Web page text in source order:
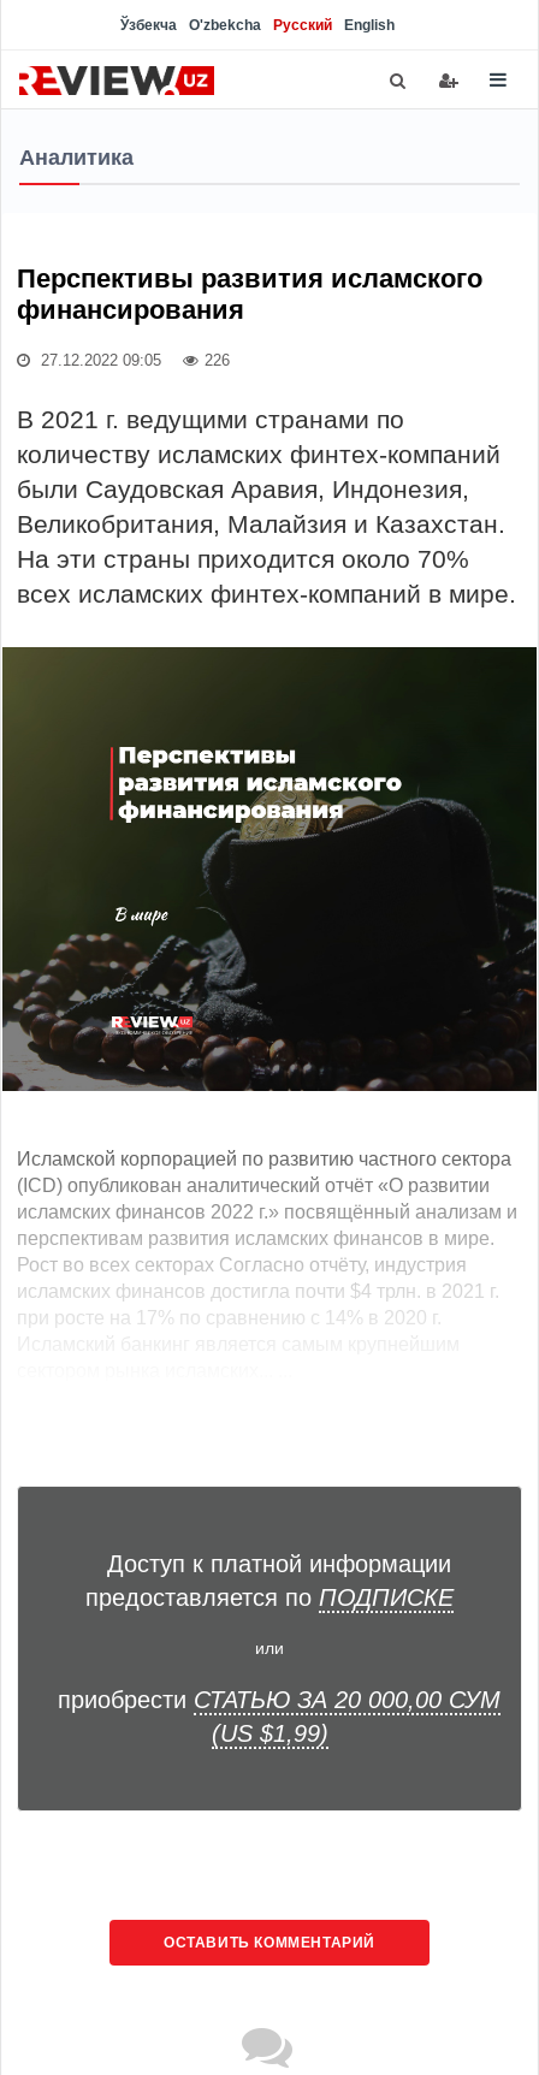
Ўзбекча O'zbekcha Русский English
Аналитика
Перспективы развития исламского
финансирования
27.12.2022 09:05 226
В 2021 г. ведущими странами по
количеству исламских финтех-компаний
были Саудовская Аравия, Индонезия,
Великобритания, Малайзия и Казахстан.
На эти страны приходится около 70%
всех исламских финтех-компаний в мире.
Исламской корпорацией по развитию частного сектора
(ICD) опубликован аналитический отчёт «О развитии
исламских финансов 2022 г.» посвящённый анализам и
перспективам развития исламских финансов в мире.
Рост во всех секторах Согласно отчёту, индустрия
исламских финансов достигла почти $4 трлн. в 2021 г.
при росте на 17% по сравнению с 14% в 2020 г.
Доступ к платной информации
предоставляется по ПОДПИСКЕ
или
приобрести СТАТЬЮ ЗА 20 000,00 СУМ
(US $1,99)
ОСТАВИТЬ КОММЕНТАРИЙ